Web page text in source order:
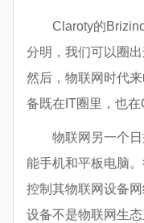
Claroty的
分明，我们可以圈
然后，物联网时代
备既在IT圈里，也在
物联网另一个
能手机和平板电脑
控制其物联网设备
设备不是物联网生